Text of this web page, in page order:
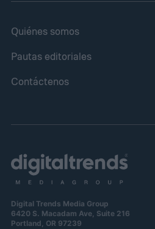
Quiénes somos
Pautas editoriales
Contáctenos
Digital Trends Media Group
6420 S. Macadam Ave, Suite 216
Portland, OR 97239